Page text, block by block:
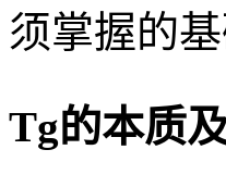
须掌握的基
Tg的本质